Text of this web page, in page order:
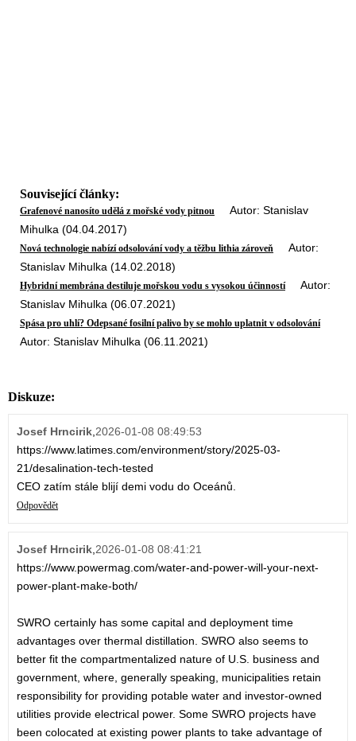
Související články:
Grafenové nanosíto udělá z mořské vody pitnou
Autor: Stanislav
Mihulka (04.04.2017)
Nová technologie nabízí odsolování vody a těžbu lithia zároveň
Autor:
Stanislav Mihulka (14.02.2018)
Hybridní membrána destiluje mořskou vodu s vysokou účinnostíAutor:
Stanislav Mihulka (06.07.2021)
Spása pro uhlí? Odepsané fosilní palivo by se mohlo uplatnit v odsolování
Autor: Stanislav Mihulka (06.11.2021)
Diskuze:
Josef Hrncirik 2026-01-08 08:49:53
https://www.latimes.com/environment/story/2025-03-
21/desalination-tech-tested
CEO zatím stále blijí demi vodu do Oceánů.
Odpovědět
Josef Hrncirik 2026-01-08 08:41:21
https://www.powermag.com/water-and-power-will-your-next-
power-plant-make-both/
SWRO certainly has some capital and deployment time
advantages over thermal distillation. SWRO also seems to
better fit the compartmentalized nature of U.S. business and
government, where, generally speaking, municipalities retain
responsibility for providing potable water and investor-owned
utilities provide electrical power. Some SWRO projects have
been colocated at existing power plants to take advantage of